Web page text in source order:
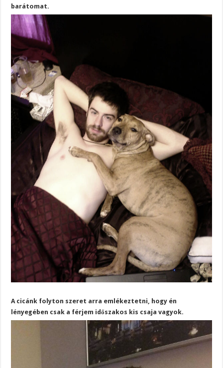
barátomat.
A cicánk folyton szeret arra emlékeztetni, hogy én
lényegében csak a férjem időszakos kis csaja vagyok.